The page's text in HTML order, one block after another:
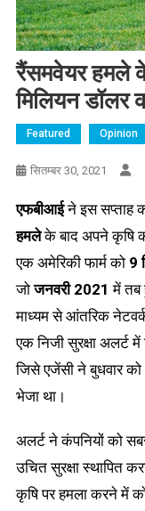
रैंसमवेयर हमले के
मिलियन
Featured Opinion
सितम्बर 30, 2021
एफबीआईने इस सप्ताह
हमलेके बाद अपने कृषि
एक अमेरिकी फार्म को 9
जोजनवरी 2021 में तब
माध्यम से आंतरिक
एक निजी सुरक्षा अलर्ट
जिसे एजेंसी ने बुधवार को
भेजा था।
अलर्ट ने कंपनियों को
उचित सुरक्षा स्थापित
कृषि पर हमला करने में